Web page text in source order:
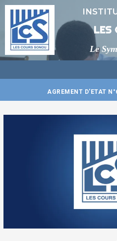
Aller
contenu
LES
Le
AGREMENT D'ETAT